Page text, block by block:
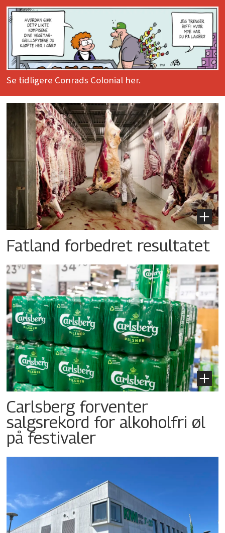
Se tidligere Conrads Colonial her.
Fatland forbedret resultatet
Carlsberg forventer
salgsrekord for alkoholfri øl
på festivaler